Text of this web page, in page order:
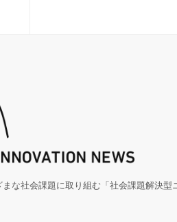
な社会課題に取り組む「社会課題解決型